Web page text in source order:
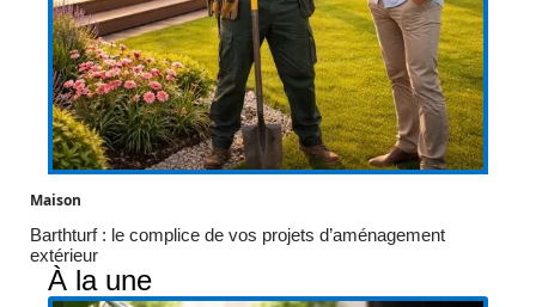
Maison
Barthturf : le complice de vos projets d’aménagement
extérieur
À la une